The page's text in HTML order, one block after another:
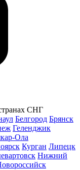
СНГ
Белгород Брянск
Геленджик
Ола
Курган Липецк
Нижний